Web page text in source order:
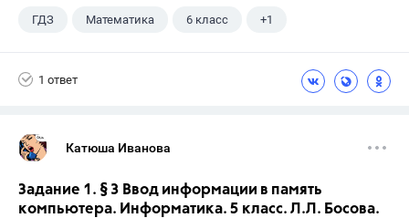
ГДЗ Математика 6 класс +1
1 ответ
Катюша Иванова
Задание 1. § 3 Ввод информации в память
компьютера. Информатика. 5 класс. Л.Л. Босова.